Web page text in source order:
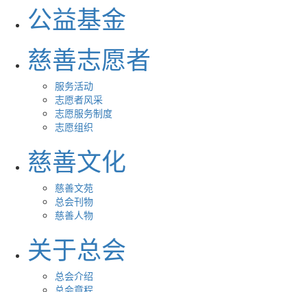
公益基金
慈善志愿者
服务活动
志愿者风采
志愿服务制度
志愿组织
慈善文化
慈善文苑
总会刊物
慈善人物
关于总会
总会介绍
总会章程